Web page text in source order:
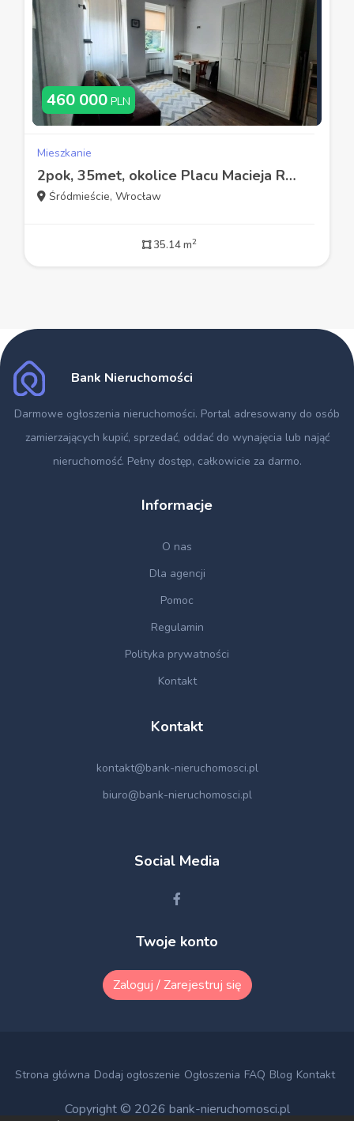
460 000 PLN
Mieszkanie
2pok, 35met, okolice Placu Macieja ROZKŁAD/PIWNICA (Wrocław)
Śródmieście, Wrocław
35.14 m2
Bank Nieruchomości
Darmowe ogłoszenia nieruchomości. Portal adresowany do osób
zamierzających kupić, sprzedać, oddać do wynajęcia lub nająć
nieruchomość. Pełny dostęp, całkowicie za darmo.
Informacje
O nas
Dla agencji
Pomoc
Regulamin
Polityka prywatności
Kontakt
Kontakt
kontakt@bank-nieruchomosci.pl
biuro@bank-nieruchomosci.pl
Social Media
Twoje konto
Zaloguj / Zarejestruj się
Strona główna Dodaj ogłoszenie Ogłoszenia FAQ Blog Kontakt
Copyright © 2026 bank-nieruchomosci.pl